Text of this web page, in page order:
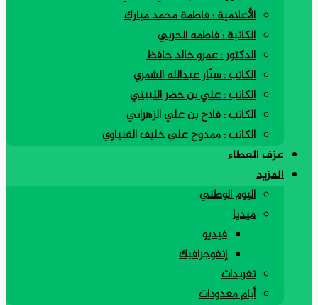
الأعلامية : فاطمة محمد مبارك
الكاتبة : فاطمه الحربي
الدكتور : عمرو خالد حافظ
الكاتب : سيّار عبدالله الشمري
الكاتب : علي بن خضر الثبيتي
الكاتب : فلاح بن علي الزهراني
الكاتب : ممدوح علي خليف القنياوي
عزف العطاء
المزيد
اليوم الوطني
ميديا
فيديو
إنفوجرافيك
تغريدات
أيام معدودات